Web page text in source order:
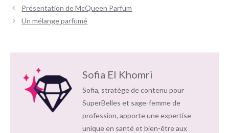
Navigation
des
Présentation de McQueen Parfum
Un mélange parfumé
Sofia El Khomri
Sofia, stratège de contenu pour
SuperBelles et sage-femme de
profession, apporte une expertise
unique en santé et bien-être aux